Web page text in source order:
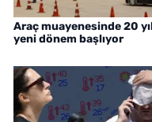
Araç muayenesinde 20
yeni dönem başlıyor